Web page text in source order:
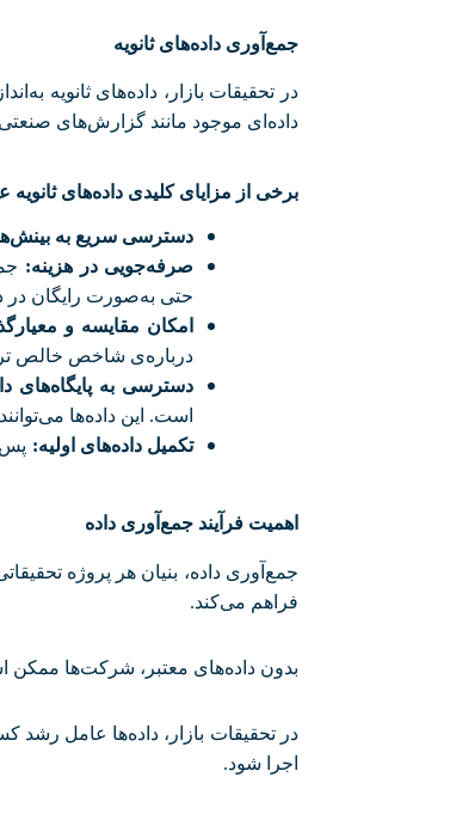
جمع‌آوری داده‌های ثانویه
در تحقیقات بازار، داده‌های ثانویه
داده‌ای موجود مانند گزارش‌های
برخی از مزایای کلیدی داده‌های ثانویه
دسترسی سریع به
صرفه‌جویی در هزینه:
حتی به‌صورت رایگان
امکان مقایسه و
درباره‌ی شاخص خالص
دسترسی به پایگاه‌های
است. این داده‌ها
تکمیل داده‌های اولیه: پس
اهمیت فرآیند جمع‌آوری داده
جمع‌آوری داده، بنیان هر پروژه
فراهم می‌کند.
بدون داده‌های معتبر، شرکت‌ها ممکن
در تحقیقات بازار، داده‌ها عامل رشد
اجرا شود.